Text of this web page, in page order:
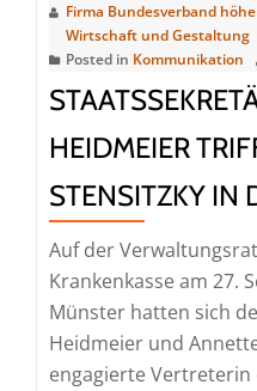
Firma Bundesverband
Wirtschaft und Gestaltung
Posted in Kommunikation
HEIDMEIER
STENSITZKY IN
Auf der
Krankenkasse am 27.
Münster hatten sich
Heidmeier und
engagierte Vertreterin